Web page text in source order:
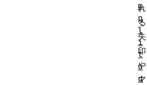
れ
る
矢
印
や
マ
m
p
l
i
t
u
d